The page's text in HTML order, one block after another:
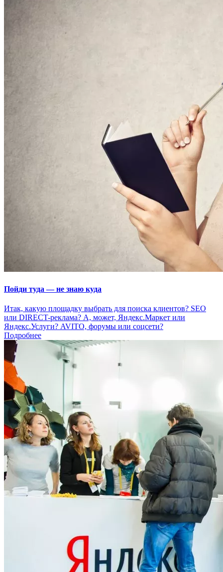
Пойди туда — не знаю куда
Итак, какую площадку выбрать для поиска клиентов? SEO
или DIRECT-реклама? А, может, Яндекс.Маркет или
Яндекс.Услуги? AVITO, форумы или соцсети?
Подробнее